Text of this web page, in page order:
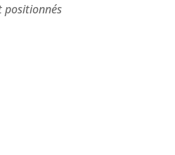
positionnés
différer.